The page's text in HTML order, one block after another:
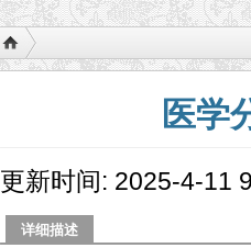
医学
更新时间: 2025-4-
详细描述